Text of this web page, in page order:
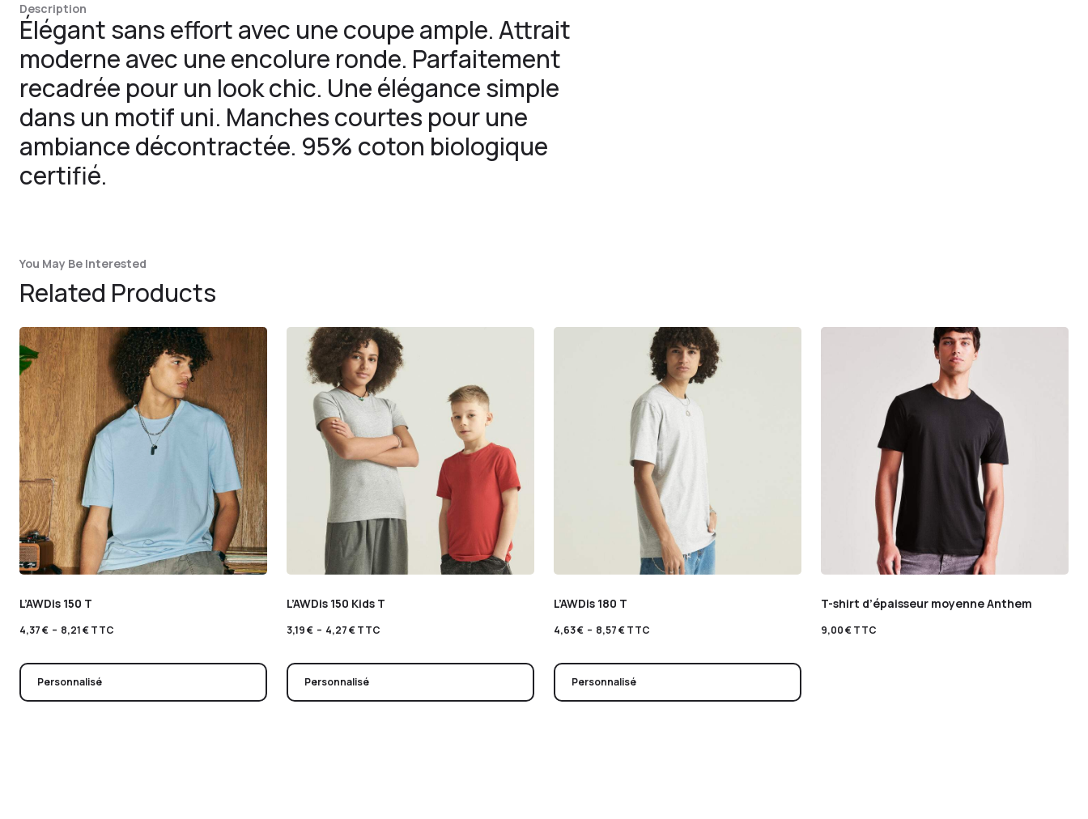
Description
Élégant sans effort avec une coupe ample. Attrait
moderne avec une encolure ronde. Parfaitement
recadrée pour un look chic. Une élégance simple
dans un motif uni. Manches courtes pour une
ambiance décontractée. 95% coton biologique
certifié.
You May Be Interested
Related Products
L’AWDis 150 T
4,37€ – 8,21€TTC
Personnalisé
L’AWDis 150 Kids T
3,19€ – 4,27€TTC
Personnalisé
L’AWDis 180 T
4,63€ – 8,57€TTC
Personnalisé
T-shirt d’épaisseur moyenne Anthem
9,00€TTC